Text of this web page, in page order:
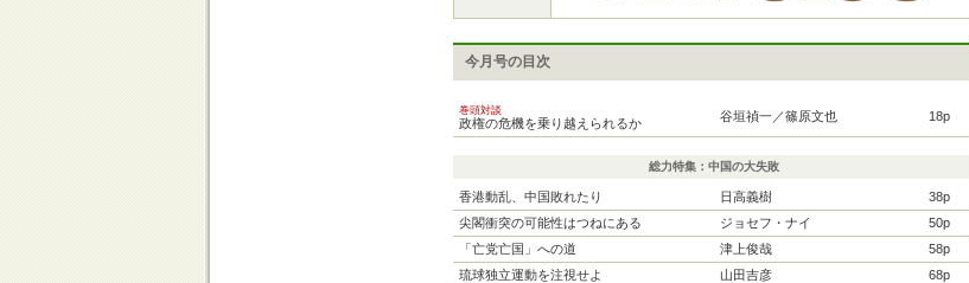
今月号の目次
巻頭対談
政権の危機を乗り越えられるか 谷垣禎一／篠原文也 18p
総力特集：中国の大失敗
香港動乱、中国敗れたり 日高義樹
38p
尖閣衝突の可能性はつねにある
ジョセフ・ナイ
50p
「亡党亡国」への道
津上俊哉
58p
琉球独立運動を注視せよ
山田吉彦
68p